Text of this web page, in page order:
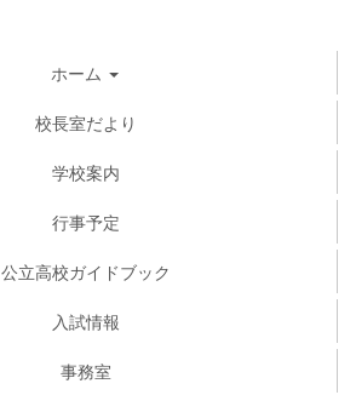
ホーム
校長室だより
学校案内
行事予定
公立高校ガイドブック
入試情報
事務室